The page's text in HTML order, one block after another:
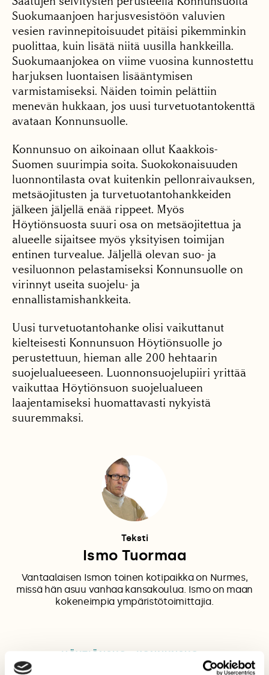
Suokumaanjoen harjusvesistöön valuvien
vesien ravinnepitoisuudet pitäisi pikemminkin
puolittaa, kuin lisätä niitä uusilla hankkeilla.
Suokumaanjokea on viime vuosina kunnostettu
harjuksen luontaisen lisääntymisen
varmistamiseksi. Näiden toimin pelättiin
menevän hukkaan, jos uusi turvetuotantokenttä
avataan Konnunsuolle.
Konnunsuo on aikoinaan ollut Kaakkois-
Suomen suurimpia soita. Suokokonaisuuden
luonnontilasta ovat kuitenkin pellonraivauksen,
metsäojitusten ja turvetuotantohankkeiden
jälkeen jäljellä enää rippeet. Myös
Höytiönsuosta suuri osa on metsäojitettua ja
alueelle sijaitsee myös yksityisen toimijan
entinen turvealue. Jäljellä olevan suo- ja
vesiluonnon pelastamiseksi Konnunsuolle on
virinnyt useita suojelu- ja
ennallistamishankkeita.
Uusi turvetuotantohanke olisi vaikuttanut
kielteisesti Konnunsuon Höytiönsuolle jo
perustettuun, hieman alle 200 hehtaarin
suojelualueeseen. Luonnonsuojelupiiri yrittää
vaikuttaa Höytiönsuon suojelualueen
laajentamiseksi huomattavasti nykyistä
suuremmaksi.
Teksti
Ismo Tuormaa
Vantaalaisen Ismon toinen kotipaikka on Nurmes,
missä hän asuu vanhaa kansakoulua. Ismo on maan
kokeneimpia ympäristötoimittajia.
HÖYTIÖNSUO
KONNUNSUO